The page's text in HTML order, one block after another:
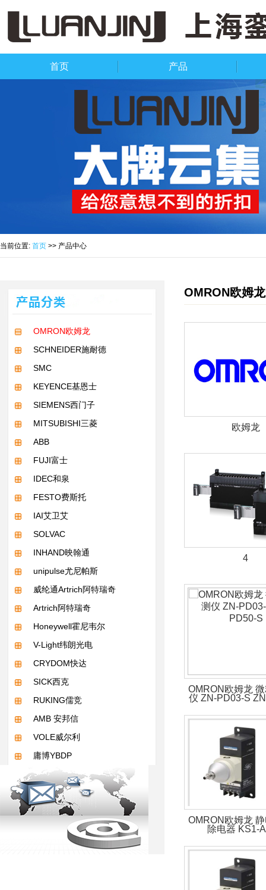
首页 产品
当前位置: 首页 >> 产品中心
OMRON欧姆龙
SCHNEIDER施耐德
SMC
KEYENCE基恩士
SIEMENS西门子
MITSUBISHI三菱
ABB
FUJI富士
IDEC和泉
FESTO费斯托
IAI艾卫艾
SOLVAC
INHAND映翰通
unipulse尤尼帕斯
威纶通Artrich阿特瑞奇
Artrich阿特瑞奇
Honeywell霍尼韦尔
V-Light纬朗光电
CRYDOM快达
SICK西克
RUKING儒竞
AMB 安邦信
VOLE威尔利
庸博YBDP
OMRON欧姆龙
欧姆龙
4
OMRON欧姆龙
仪 ZN-PD03-S
OMRON欧姆龙
除电器 KS1-